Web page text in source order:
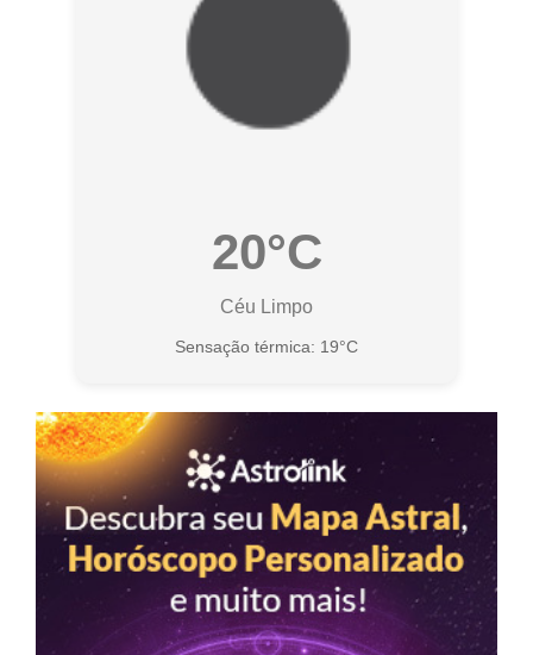
20°C
Céu Limpo
Sensação térmica: 19°C